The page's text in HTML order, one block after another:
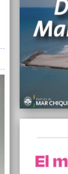
06/07/2023
Susana
impuestos
06/07/2023
Walter
Aldosivi
“El BRICS es
Argentina y
aseguró la
Crespo